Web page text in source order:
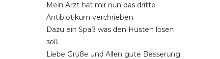
Mein Arzt hat mir nun das dritte
Antibiotikum verchrieben.
Dazu ein Spaß was den Husten lösen
soll.
Liebe Grüße und Allen gute Besserung